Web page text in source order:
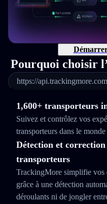
Pourquoi choisir
https://
1,600+ transporteurs
Suivez et contrôlez vos
transporteurs dans le
Détection et
transporteurs
TrackingMore simplifie vos
grâce à une détection
déroulants ni de jongler